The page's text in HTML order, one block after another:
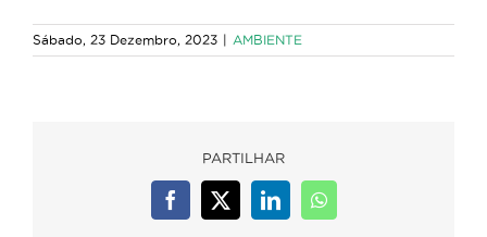
Sábado, 23 Dezembro, 2023 | AMBIENTE
PARTILHAR
Facebook
X LinkedInWhatsApp